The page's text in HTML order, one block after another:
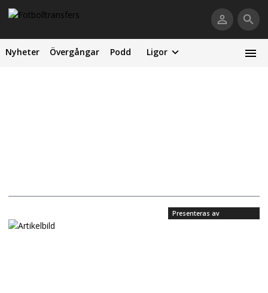
Nyheter Övergångar Podd Ligor
Presenteras av